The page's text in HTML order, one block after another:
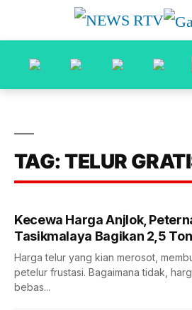
TAG: TELUR
Kecewa Harga Anjlok,
Tasikmalaya Bagikan 2,5
Harga telur yang kian merosot,
petelur frustasi. Bagaimana tidak,
bebas...